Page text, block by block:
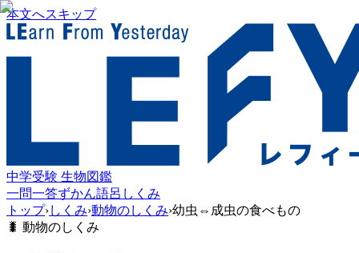
本文へスキップ
中学受験 生物図鑑
一問一答ずかん語呂 しくみ
トップ›しくみ›動物のしくみ›幼虫⇔成虫の食べもの
🐛 動物のしくみ